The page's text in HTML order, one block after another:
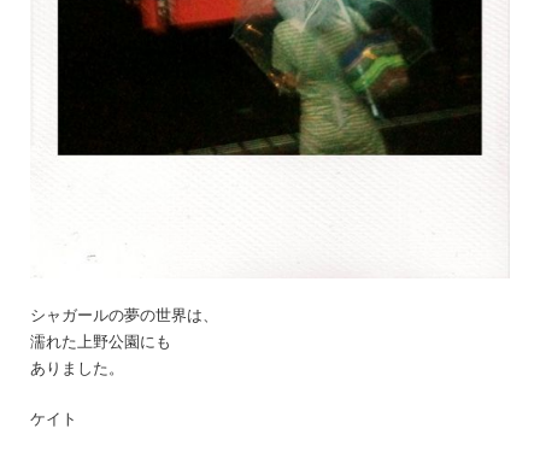
シャガールの夢の世界は、
濡れた上野公園にも
ありました。
ケイト